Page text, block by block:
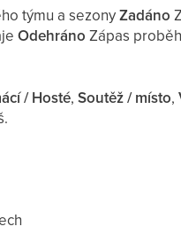
týmu a sezonyZadáno
Odehráno Zápas
/ Hosté,Soutěž / místo,